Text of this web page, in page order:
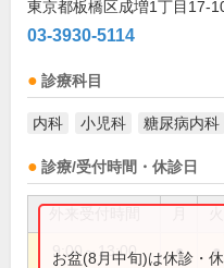
東京都板橋区成増1丁目17-
03-3930-5114
診療科目
内科 小児科 糖尿病内科
診療/受付時間・休診日
9:00～13:00 ● ●
お盆(8月中旬)は休診・